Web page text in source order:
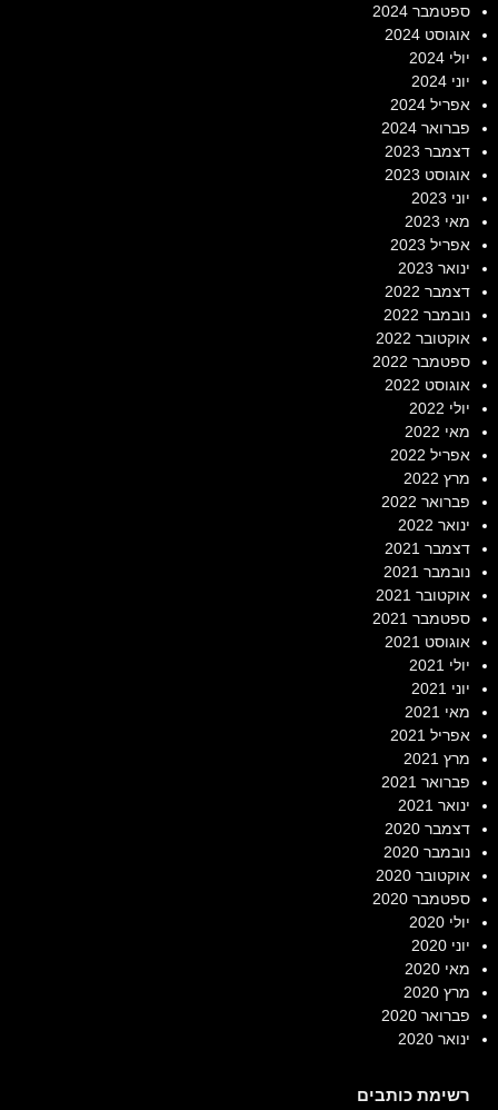
ספטמבר 2024
אוגוסט 2024
יולי 2024
יוני 2024
אפריל 2024
פברואר 2024
דצמבר 2023
אוגוסט 2023
יוני 2023
מאי 2023
אפריל 2023
ינואר 2023
דצמבר 2022
נובמבר 2022
אוקטובר 2022
ספטמבר 2022
אוגוסט 2022
יולי 2022
מאי 2022
אפריל 2022
מרץ 2022
פברואר 2022
ינואר 2022
דצמבר 2021
נובמבר 2021
אוקטובר 2021
ספטמבר 2021
אוגוסט 2021
יולי 2021
יוני 2021
מאי 2021
אפריל 2021
מרץ 2021
פברואר 2021
ינואר 2021
דצמבר 2020
נובמבר 2020
אוקטובר 2020
ספטמבר 2020
יולי 2020
יוני 2020
מאי 2020
מרץ 2020
פברואר 2020
ינואר 2020
רשימת כותבים